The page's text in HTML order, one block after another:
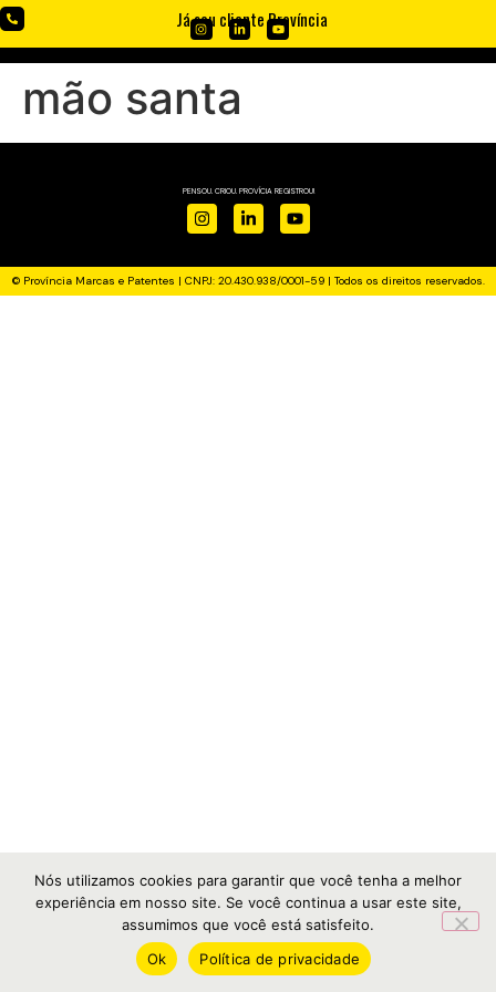
Já sou cliente Província
mão santa
PENSOU. CRIOU. PROVÍCIA REGISTROU!
© Província Marcas e Patentes | CNPJ: 20.430.938/0001-59 | Todos os direitos reservados.
Nós utilizamos cookies para garantir que você tenha a melhor
experiência em nosso site. Se você continua a usar este site,
assumimos que você está satisfeito.
Ok
Política de privacidade